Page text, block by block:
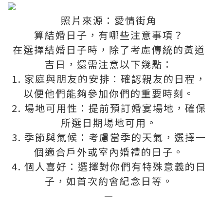
照片來源：愛情街角
算結婚日子，有哪些注意事項？
在選擇結婚日子時，除了考慮傳統的黃道
吉日，還需注意以下幾點：
1. 家庭與朋友的安排：確認親友的日程，
以便他們能夠參加你們的重要時刻。
2. 場地可用性：提前預訂婚宴場地，確保
所選日期場地可用。
3. 季節與氣候：考慮當季的天氣，選擇一
個適合戶外或室內婚禮的日子。
4. 個人喜好：選擇對你們有特殊意義的日
子，如首次約會紀念日等。
—